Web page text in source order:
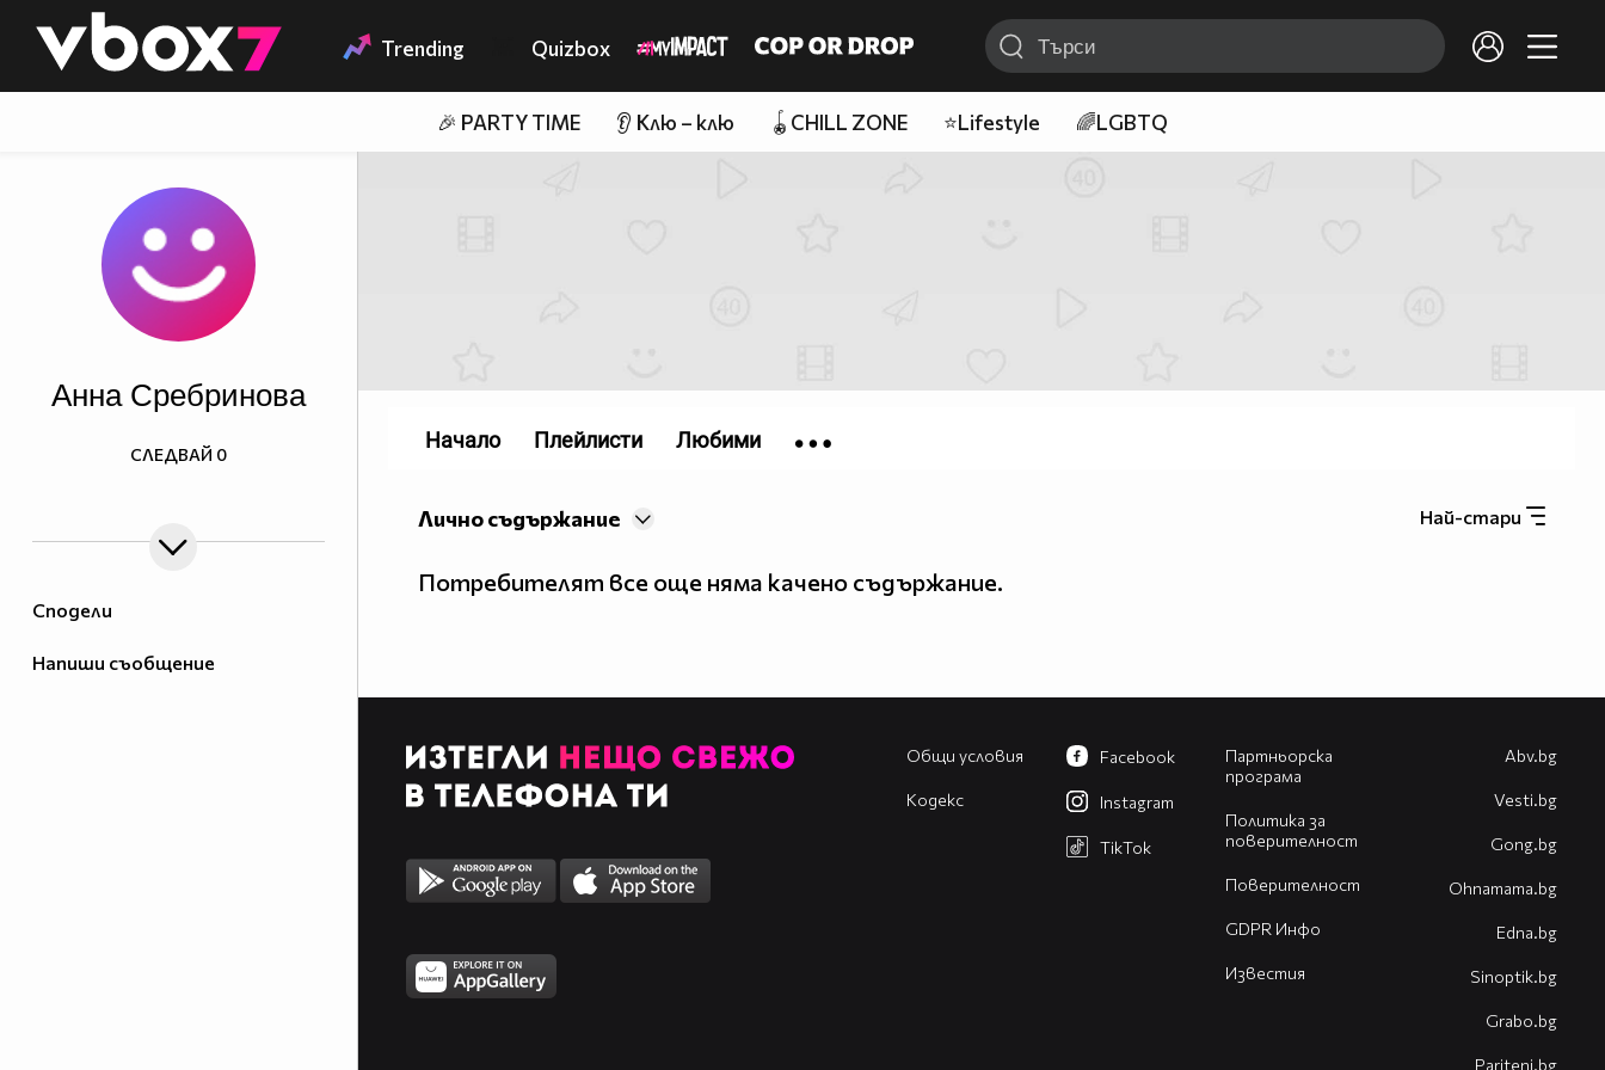
👾 Trending Quizbox
🎉 PARTY TIME 👂 Клю – клю 🪀CHILL ZONE ⭐Lifestyle 🌈LGBTQ
Сподели
Напиши съобщение
Анна Сребринова
СЛЕДВАЙ 0
Най-стари
Лично съдържание
Потребителят все още няма качено съдържание.
Начало Плейлисти Любими
Общи условия
Кодекс
Партньорска
програма
Политика за
поверителност
Поверителност
GDPR Инфо
Известия
Facebook
Instagram
TikTok
Abv.bg
Vesti.bg
Gong.bg
Оhnamama.bg
Edna.bg
Sinoptik.bg
Grabo.bg
Pariteni.bg